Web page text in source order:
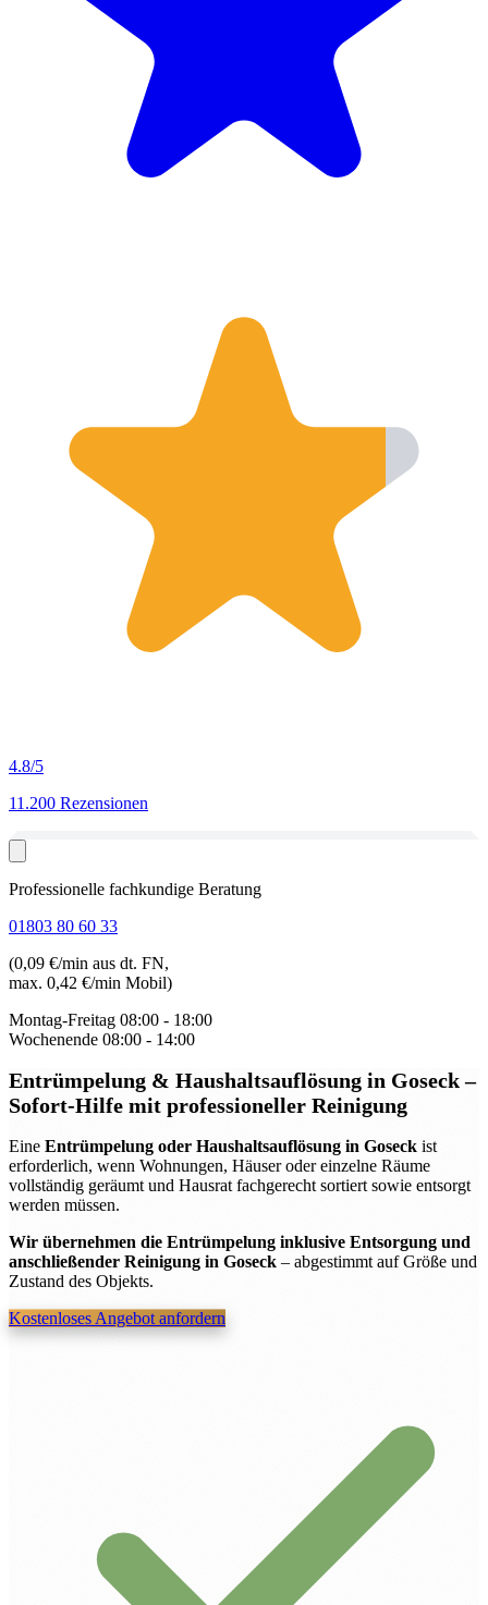
4.8/5
11.200 Rezensionen
Professionelle fachkundige Beratung
01803 80 60 33
(0,09 €/min aus dt. FN,
max. 0,42 €/min Mobil)
Montag-Freitag 08:00 - 18:00
Wochenende 08:00 - 14:00
Entrümpelung & Haushaltsauflösung in Goseck–
Sofort-Hilfe mit professioneller Reinigung
Eine Entrümpelung oder Haushaltsauflösung in Goseck ist
erforderlich, wenn Wohnungen, Häuser oder einzelne Räume
vollständig geräumt und Hausrat fachgerecht sortiert sowie entsorgt
werden müssen.
Wir übernehmen die Entrümpelung inklusive Entsorgung und
anschließender Reinigung in Goseck– abgestimmt auf Größe und
Zustand des Objekts.
Kostenloses Angebot anfordern